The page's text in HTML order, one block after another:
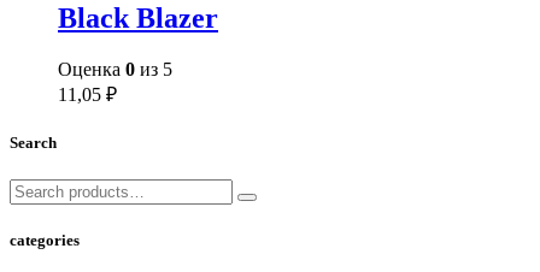
Black Blazer
Оценка 0 из 5
11,05 ₽
Search
categories